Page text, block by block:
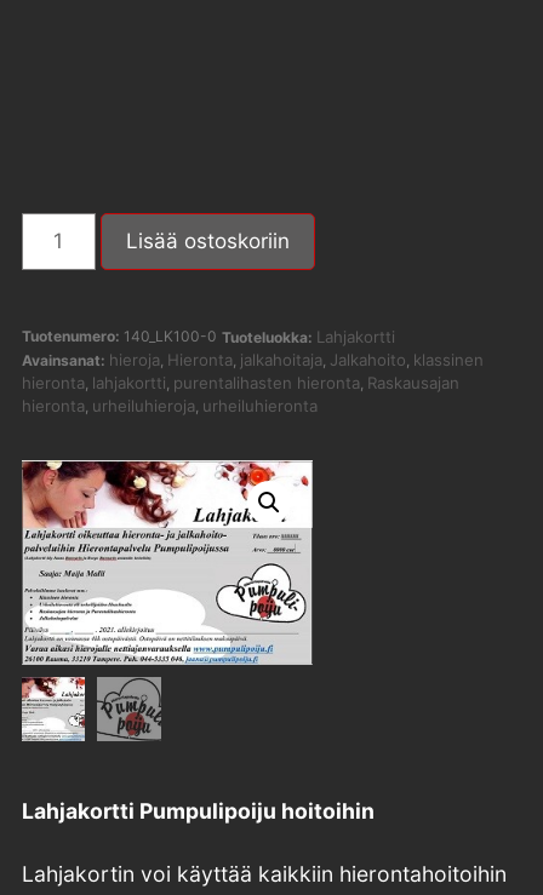
Lisää ostoskoriin
Tuotenumero: 140_LK100-0 Tuoteluokka: Lahjakortti
Avainsanat: hieroja Hieronta jalkahoitaja Jalkahoito klassinen
hieronta lahjakortti purentalihasten hieronta Raskausajan
hieronta urheiluhieroja urheiluhieronta
Lahjakortti Pumpulipoiju hoitoihin
Lahjakortin voi käyttää kaikkiin hierontahoitoihin